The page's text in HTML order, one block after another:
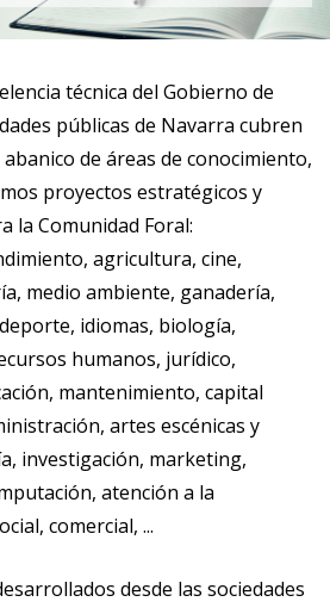
técnica del Gobierno de
públicas de Navarra cubren
de áreas de conocimiento,
proyectos estratégicos y
la Comunidad Foral:
agricultura, cine,
medio ambiente, ganadería,
idiomas, biología,
humanos, jurídico,
mantenimiento, capital
artes escénicas y
investigación, marketing,
atención a la
comercial, ...
desde las sociedades